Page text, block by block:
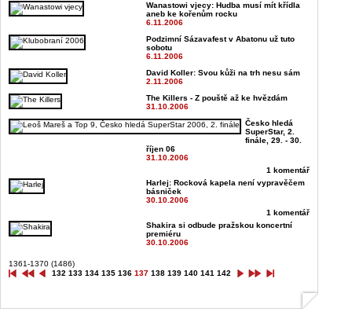
Wanastowi vjecy: Hudba musí mít křídla
aneb ke kořenům rocku
6.11.2006
Podzimní Sázavafest v Abatonu už tuto
sobotu
6.11.2006
David Koller: Svou kůži na trh nesu sám
2.11.2006
The Killers - Z pouště až ke hvězdám
31.10.2006
Česko hledá
SuperStar, 2.
finále, 29. - 30.
říjen 06
31.10.2006
1 komentář
Harlej: Rocková kapela není vypravěčem
básniček
30.10.2006
1 komentář
Shakira si odbude pražskou koncertní
premiéru
30.10.2006
1361-1370 (1486)
132 133 134 135 136 137 138 139 140 141 142